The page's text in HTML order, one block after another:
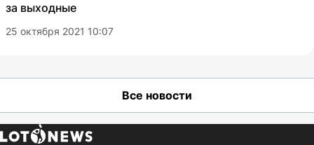
за выходные
25 октября 2021 10:07
Все новости